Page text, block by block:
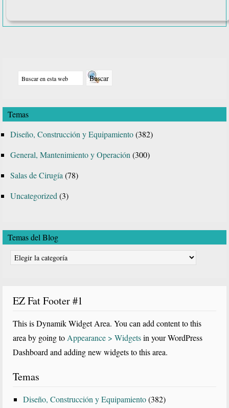
lateral
web
Temas
Diseño, Construcción y Equipamiento(382)
General, Mantenimiento y Operación (300)
Salas de Cirugía (78)
Uncategorized (3)
Temas del Blog
Temas
del
EZ Fat Footer #1
This is Dynamik Widget Area. You can add content to this
area by going to Appearance > Widgetsin your WordPress
Dashboard and adding new widgets to this area.
Temas
Diseño, Construcción y Equipamiento(382)